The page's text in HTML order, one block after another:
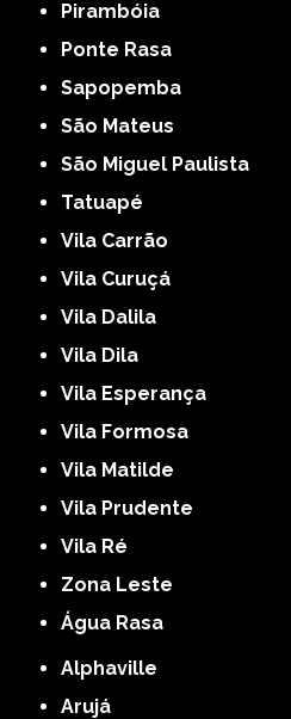
Pirambóia
Ponte Rasa
Sapopemba
São Mateus
São Miguel Paulista
Tatuapé
Vila Carrão
Vila Curuçá
Vila Dalila
Vila Dila
Vila Esperança
Vila Formosa
Vila Matilde
Vila Prudente
Vila Ré
Zona Leste
Água Rasa
Alphaville
Arujá